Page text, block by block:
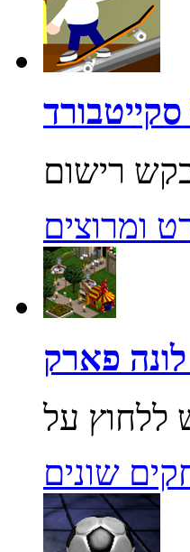
סקייטבורד
ומרוצים
לונה פארק
שונים